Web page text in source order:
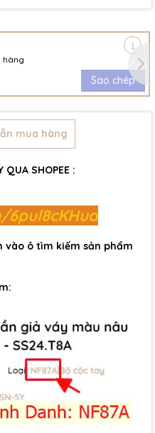
hàng
Sao chép
mua hàng
QUA SHOPEE :
vào ô tìm kiếm sản phẩm